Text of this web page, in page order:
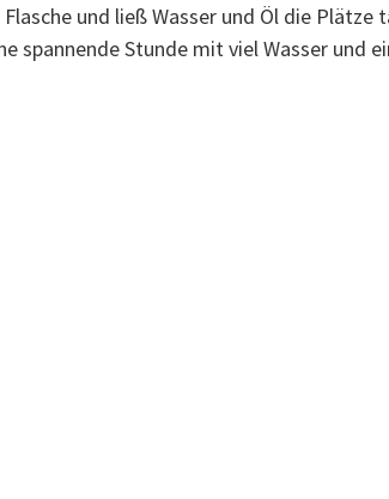
und ließ Wasser und Öl die Plätze
spannende Stunde mit viel Wasser und